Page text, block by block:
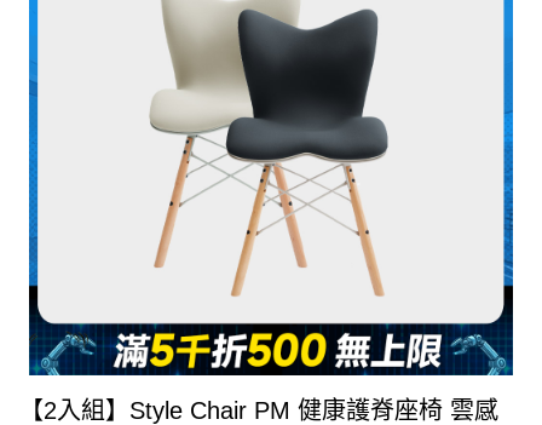
【2入組】Style Chair PM 健康護脊座椅 雲感